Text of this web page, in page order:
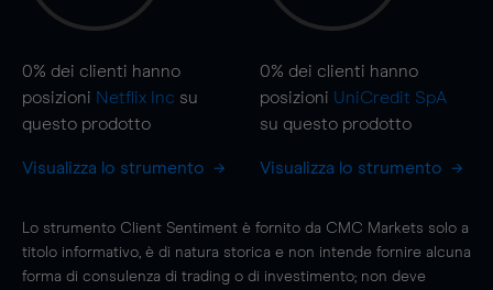
0% dei clienti hanno
posizioni Netflix Inc su
questo prodotto
Visualizza lo strumento
0% dei clienti hanno
posizioni UniCredit SpA
su questo prodotto
Visualizza lo strumento
Lo strumento Client Sentiment è fornito da CMC Markets solo a
titolo informativo, è di natura storica e non intende fornire alcuna
forma di consulenza di trading o di investimento; non deve